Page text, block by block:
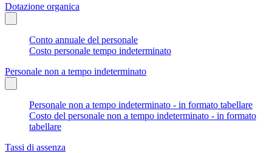
Dotazione organica
Conto annuale del personale
Costo personale tempo indeterminato
Personale non a tempo indeterminato
Personale non a tempo indeterminato - in formato tabellare
Costo del personale non a tempo indeterminato - in formato
tabellare
Tassi di assenza